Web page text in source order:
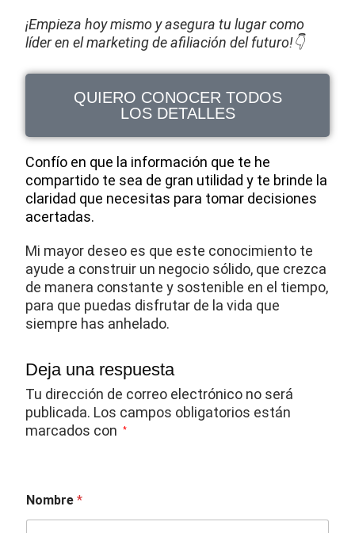
¡Empieza hoy mismo y asegura tu lugar como
líder en el marketing de afiliación del futuro!👇
QUIERO CONOCER TODOS
LOS DETALLES
Confío en que la información que te he
compartido te sea de gran utilidad y te brinde la
claridad que necesitas para tomar decisiones
acertadas.
Mi mayor deseo es que este conocimiento te
ayude a construir un negocio sólido, que crezca
de manera constante y sostenible en el tiempo,
para que puedas disfrutar de la vida que
siempre has anhelado.
Deja una respuesta
Tu dirección de correo electrónico no será
publicada. Los campos obligatorios están
marcados con
*
Nombre*